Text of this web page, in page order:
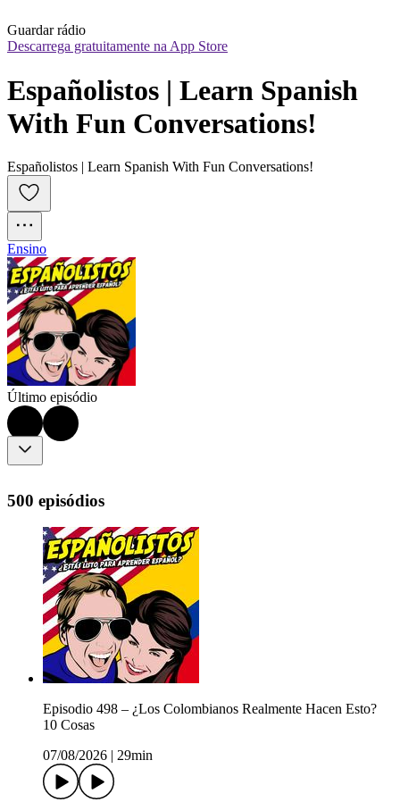
Guardar rádio
Descarrega gratuitamente na App Store
Españolistos | Learn Spanish
With Fun Conversations!
Españolistos | Learn Spanish With Fun Conversations!
Ensino
Último episódio
500 episódios
Episodio 498 – ¿Los Colombianos Realmente Hacen Esto?
10 Cosas
07/08/2026
29min